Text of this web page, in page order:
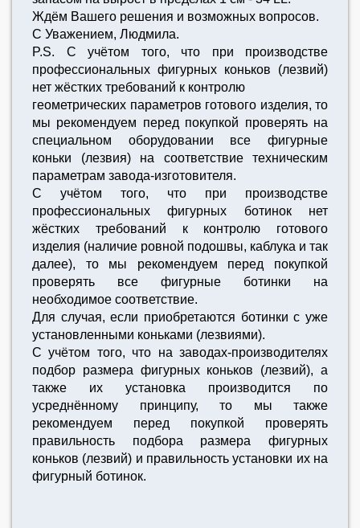
Ждём Вашего решения и возможных вопросов.
С Уважением, Людмила.
P.S. C учётом того, что при производстве
профессиональных фигурных коньков (лезвий)
нет жёстких требований к контролю
геометрических параметров готового изделия, то
мы рекомендуем перед покупкой проверять на
специальном оборудовании все фигурные
коньки (лезвия) на соответствие техническим
параметрам завода-изготовителя.
C учётом того, что при производстве
профессиональных фигурных ботинок нет
жёстких требований к контролю готового
изделия (наличие ровной подошвы, каблука и так
далее), то мы рекомендуем перед покупкой
проверять все фигурные ботинки на
необходимое соответствие.
Для случая, если приобретаются ботинки с уже
установленными коньками (лезвиями).
С учётом того, что на заводах-производителях
подбор размера фигурных коньков (лезвий), а
также их установка производится по
усреднённому принципу, то мы также
рекомендуем перед покупкой проверять
правильность подбора размера фигурных
коньков (лезвий) и правильность установки их на
фигурный ботинок.